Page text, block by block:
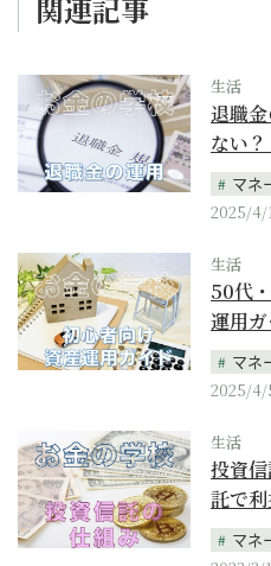
関連記事
生活
退職
ない
マネ
2025/4/
生活
50代
運用
マネ
2025/4/
生活
投資
託で
マネ